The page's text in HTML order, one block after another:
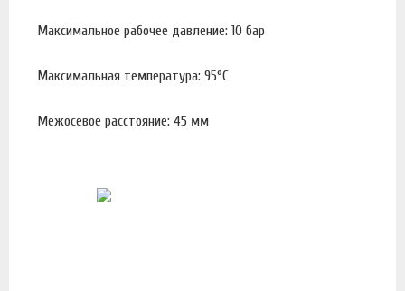
Максимальное рабочее давление: 10 бар
Максимальная температура: 95°С
Межосевое расстояние: 45 мм